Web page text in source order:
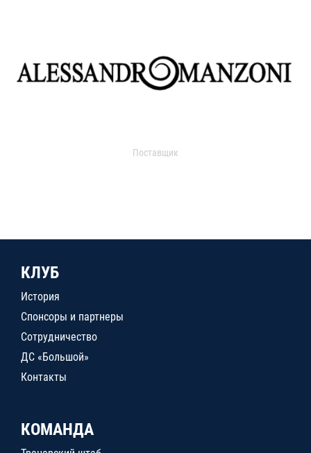
Поставщик
КЛУБ
История
Спонсоры и партнеры
Сотрудничество
ДС «Большой»
Контакты
КОМАНДА